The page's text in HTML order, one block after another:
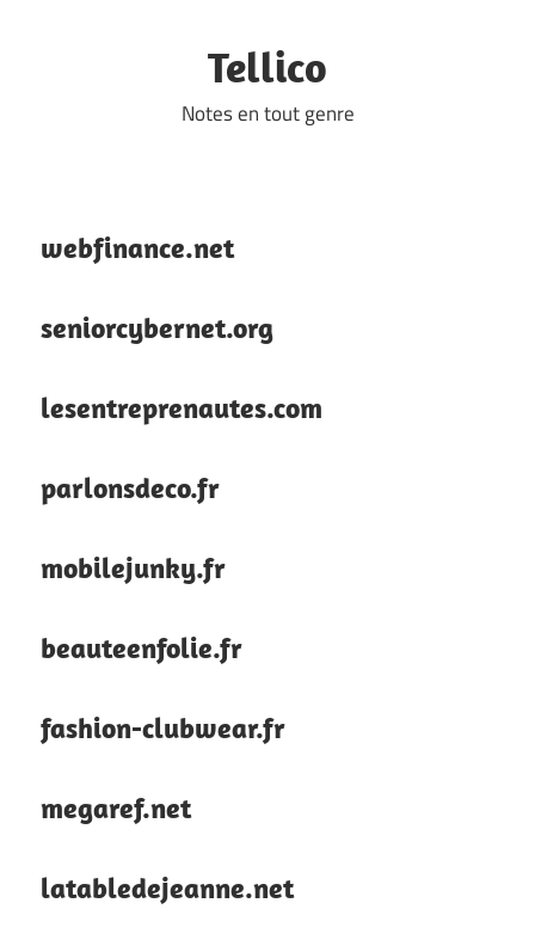
Tellico
Notes en tout genre
webfinance.net
seniorcybernet.org
lesentreprenautes.com
parlonsdeco.fr
mobilejunky.fr
beauteenfolie.fr
fashion-clubwear.fr
megaref.net
latabledejeanne.net